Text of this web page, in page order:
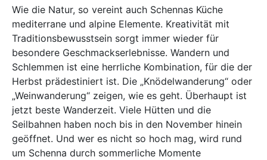
Wie die Natur, so vereint auch Schennas Küche
mediterrane und alpine Elemente. Kreativität mit
Traditionsbewusstsein sorgt immer wieder für
besondere Geschmackserlebnisse. Wandern und
Schlemmen ist eine herrliche Kombination, für die der
Herbst prädestiniert ist. Die „Knödelwanderung“ oder
„Weinwanderung“ zeigen, wie es geht. Überhaupt ist
jetzt beste Wanderzeit. Viele Hütten und die
Seilbahnen haben noch bis in den November hinein
geöffnet. Und wer es nicht so hoch mag, wird rund
um Schenna durch sommerliche Momente